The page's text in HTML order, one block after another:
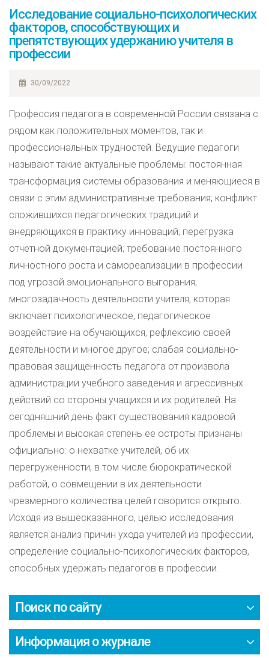
Исследование социально-психологических
факторов, способствующих и
препятствующих удержанию учителя в
профессии
30/09/2022
Профессия педагога в современной России связана с
рядом как положительных моментов, так и
профессиональных трудностей. Ведущие педагоги
называют такие актуальные проблемы: постоянная
трансформация системы образования и меняющиеся в
связи с этим административные требования; конфликт
сложившихся педагогических традиций и
внедряющихся в практику инноваций; перегрузка
отчетной документацией; требование постоянного
личностного роста и самореализации в профессии
под угрозой эмоционального выгорания;
многозадачность деятельности учителя, которая
включает психологическое, педагогическое
воздействие на обучающихся, рефлексию своей
деятельности и многое другое; слабая социально-
правовая защищенность педагога от произвола
администрации учебного заведения и агрессивных
действий со стороны учащихся и их родителей. На
сегодняшний день факт существования кадровой
проблемы и высокая степень ее остроты признаны
официально: о нехватке учителей, об их
перегруженности, в том числе бюрократической
работой, о совмещении в их деятельности
чрезмерного количества целей говорится открыто.
Исходя из вышесказанного, целью исследования
является анализ причин ухода учителей из профессии,
определение социально-психологических факторов,
способных удержать педагогов в профессии.
Поиск по сайту
Информация о журнале